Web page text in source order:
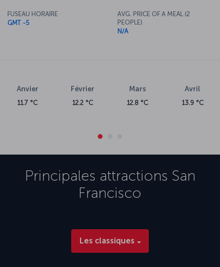
FUSEAU HORAIRE
GMT -5
AVG. PRICE OF A MEAL (2
PEOPLE)
N/A
Anvier
11.7 °C
Février
12.2 °C
Mars
12.8 °C
Avril
13.9 °C
Principales attractions San
Francisco
Les classiques